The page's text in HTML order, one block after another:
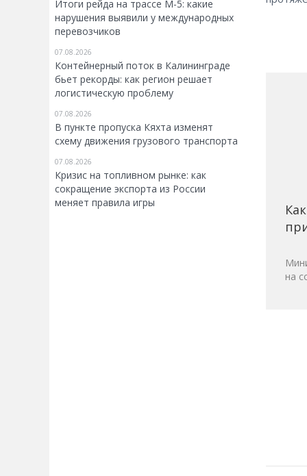
Итоги рейда на трассе М-5: какие
нарушения выявили у международных
перевозчиков
07.08.2026
Контейнерный поток в Калининграде
бьет рекорды: как регион решает
логистическую проблему
07.08.2026
В пункте пропуска Кяхта изменят
схему движения грузового транспорта
07.08.2026
Кризис на топливном рынке: как
сокращение экспорта из России
меняет правила игры
на